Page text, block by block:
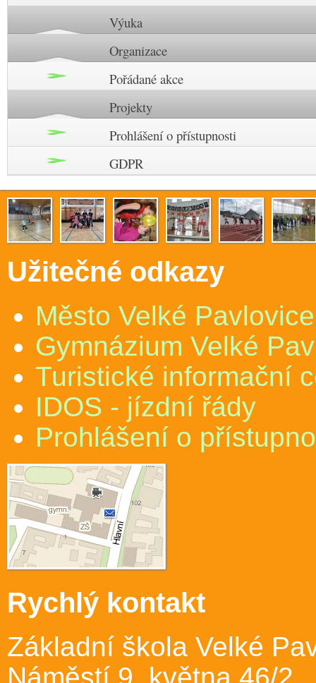
Výuka
Organizace
Pořádané akce
Projekty
Prohlášení o přístupnosti
GDPR
Užitečné odkazy
Město Velké Pavlovice
Gymnázium Velké
Turistické informační
IDOS - jízdní řády
Prohlášení o
Rychlý kontakt
Základní škola Velké